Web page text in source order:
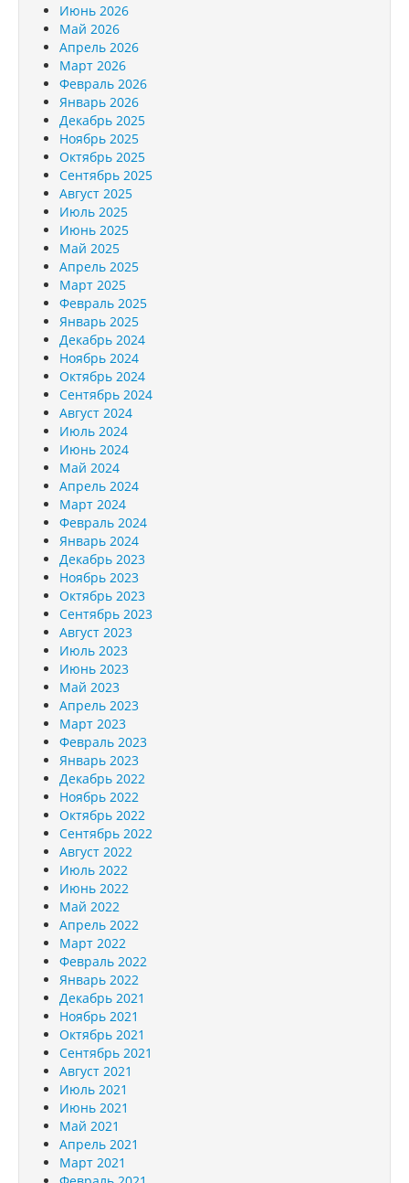
Июнь 2026
Май 2026
Апрель 2026
Март 2026
Февраль 2026
Январь 2026
Декабрь 2025
Ноябрь 2025
Октябрь 2025
Сентябрь 2025
Август 2025
Июль 2025
Июнь 2025
Май 2025
Апрель 2025
Март 2025
Февраль 2025
Январь 2025
Декабрь 2024
Ноябрь 2024
Октябрь 2024
Сентябрь 2024
Август 2024
Июль 2024
Июнь 2024
Май 2024
Апрель 2024
Март 2024
Февраль 2024
Январь 2024
Декабрь 2023
Ноябрь 2023
Октябрь 2023
Сентябрь 2023
Август 2023
Июль 2023
Июнь 2023
Май 2023
Апрель 2023
Март 2023
Февраль 2023
Январь 2023
Декабрь 2022
Ноябрь 2022
Октябрь 2022
Сентябрь 2022
Август 2022
Июль 2022
Июнь 2022
Май 2022
Апрель 2022
Март 2022
Февраль 2022
Январь 2022
Декабрь 2021
Ноябрь 2021
Октябрь 2021
Сентябрь 2021
Август 2021
Июль 2021
Июнь 2021
Май 2021
Апрель 2021
Март 2021